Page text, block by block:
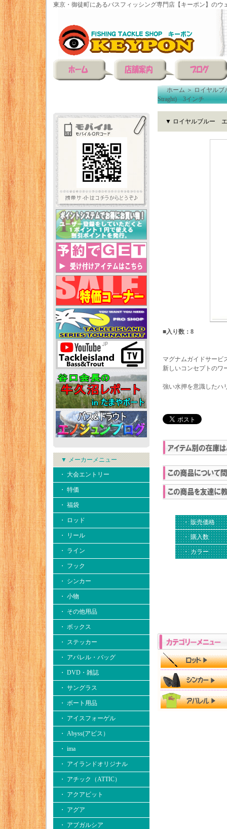
東京・御徒町にあるバスフィッシング専門店【キーポン】のウ
▼ メーカーメニュー
・ 大会エントリー
・ 特価
・ 福袋
・ ロッド
・ リール
・ ライン
・ フック
・ シンカー
・ 小物
・ その他用品
・ ボックス
・ ステッカー
・ アパレル・バッグ
・ DVD・雑誌
・ サングラス
・ ボート用品
・ アイスフォーゲル
・ Abyss(アビス）
・ ima
・ アイランドオリジナル
・ アチック（ATTIC）
・ アクアビット
・ アグア
・ アブガルシア
ホーム＞ロイヤルブ
Straght) 3インチ
▼ ロイヤルブルー エ
■入り数：8
マグナムガイドサービ
新しいコンセプトのワ
強い水押を意識したハ
・ 販売価格
・ 購入数
・ カラー